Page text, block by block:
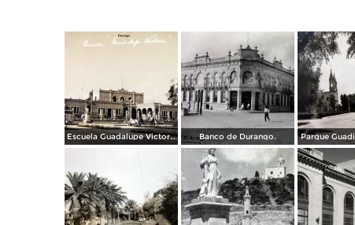
Escuela Guadalupe Victoria. Banco de Durango. Parque